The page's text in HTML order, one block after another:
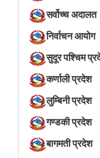
सर्वोच्च अदालत
निर्वाचन आयोग
सुदूर पश्चिम
कर्णाली प्रदेश
लुम्बिनी प्रदेश
गण्डकी प्रदेश
बागमती प्रदेश